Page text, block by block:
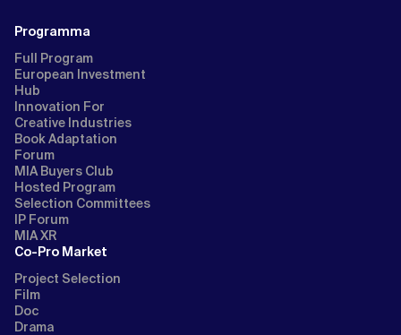
Programma
Full Program
European Investment
Hub
Innovation For
Creative Industries
Book Adaptation
Forum
MIA Buyers Club
Hosted Program
Selection Committees
IP Forum
MIA XR
Co-Pro Market
Project Selection
Film
Doc
Drama